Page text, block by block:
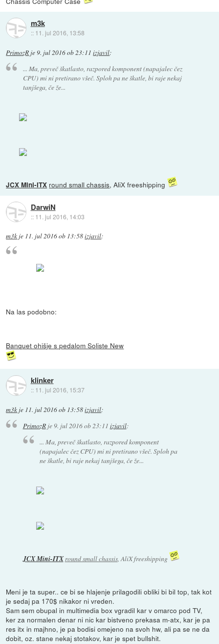
m3k
:: 11. jul 2016, 13:58
PrimozR je9. jul 2016 ob 23:11 izjavil:
... Ma, preveč škatlasto, razpored komponent (napajalec čez
CPU) mi ni pretirano všeč. Sploh pa ne škatle, bi raje nekaj
tanjšega, če že...
JCX Mini-ITX round small chassis, AliX freeshipping
DarwiN
:: 11. jul 2016, 14:03
m3k je 11. jul 2016 ob 13:58izjavil:
Na las podobno:
Banquet ohišje s pedalom Soliste New
klinker
:: 11. jul 2016, 15:37
m3k je 11. jul 2016 ob 13:58izjavil:
PrimozRje9. jul 2016 ob 23:11 izjavil:
... Ma, preveč škatlasto, razpored komponent
(napajalec čez CPU) mi ni pretirano všeč. Sploh pa
ne škatle, bi raje nekaj tanjšega, če že...
JCX Mini-ITXround small chassis, AliX freeshipping
Meni je ta super.. ce bi se hlajenje prilagodili obliki bi bil top, tak kot
je sedaj pa 170$ nikakor ni vreden.
Sam sem obupal in multimedia box vgradil kar v omarco pod TV,
ker za normalen denar ni nic kar bistveno prekasa m-atx, kar je pa
res itx in majhno, je pa bodisi omejeno na svoh hw, ali pa se ne da
dobit, oz. stane nekaj stotakov, kar je spet bullshit.